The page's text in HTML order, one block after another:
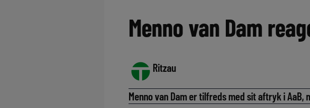
Menno van Dam
Ritzau
Menno van Dam er tilfreds med sit aftryk i